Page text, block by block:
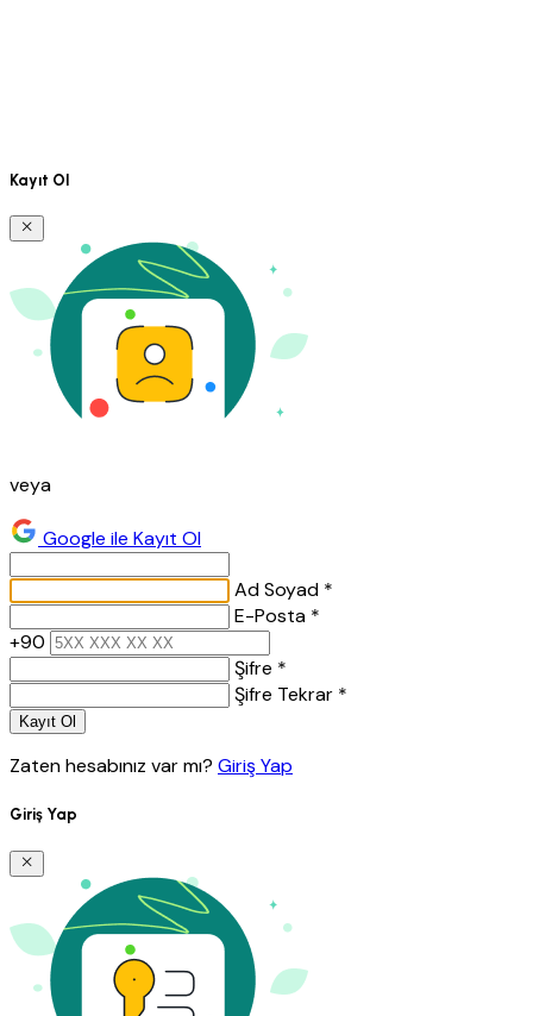
Kayıt Ol
veya
Google ile Kayıt Ol
Ad Soyad *
E-Posta *
+90
Şifre *
Şifre Tekrar *
Kayıt Ol
Zaten hesabınız var mı? Giriş Yap
Giriş Yap